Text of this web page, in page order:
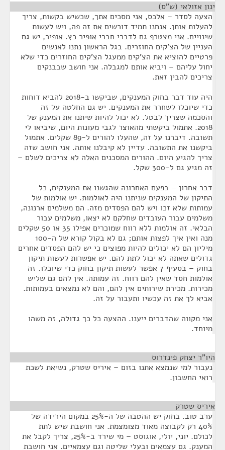
ינון אזולאי (ש"ס)
הצעה לסדר – אלכס, אני מסכים אתך, שכשיש בקשות, צריך
להעלות אותן. אנחנו תמיד דורשים את זה פה, ויש לעשות
שינויים. אני מצטרף גם לדברי חברי אופיר כץ. אופיר, יש גם
העניין של הצ'קים החוזרים. בגל הראשון נתנו לאנשים
פרטיים להוציא את הצ'קים ממעגל הצ'קים החוזרים כדי שלא
יחול עליהם – ויביא אותם למגבלה. אני חושב שבבנקים
צריכים להבין זאת.
היה עוד דבר בחוק המענקים, שביקשו ב-2018 להביא דוחות
כדי שיוכלו לשחרר את המענקים. יש גם החלטה על זה
והסכמה שצריך לבטל. לא יכול להיות שיתנו את המענק של
2018. אתמול ביקשתי מהאוצר לגבי מעונות היום, שיביאו לי
תשובה. דיברנו על זה, שהעלו להורים ל-89 שקלים. אתמול
ביקשנו את התשובה. עדיין לא קיבלנו אותה. אני חושב שזה
צריך להגיע היום. ההורים המסכנים האלה לא צריכים לשלם –
זה מגיע גם ל-300 שקל.
דבר אחרון – בפעם האחרונה שהגשנו את המענקים, כל
התיקון של המענקים שניתנו היה לאולמות. יש אולמות של
עמותות שלא זכו ויש להם הפסדים מזה. הם משלמים ארנונה,
משלמים עבור העובדים שחלקם לא יצאו, משלמים עבור
הבלאי. זה אולמות ללא רווח שמוכרים אפילו 35 או 50 שקלים
מנה ואין איך לפצות אותם; גם לא בקול קורא של ה-100
מיליון הם לא יכולים להיות מפוצים כי יש להם הפסדים אחרים
גדולים שאתה לא יכול לתת להם. יש אפשרות לעשות תיקון
בחוק – בסעיף 7 אפשר לעשות תיקון בחוק כדי שיוכלו. זה
אולמות חסד שאין להם רווח. זה עמותה. אין להם גם שליש
מכירות. מכירת שירותים אין להם, והם לא נמצאים בעמותות.
אביא לך את זה עכשיו ותעבור על זה.
אני מקווה שהדברים ייענו. ההצעה כל כך גדולה, זה משהו
מיוחד.
היו"ר יצחק פינדרוס
נעבור למי שנמצא אתנו בזום – איריס שטרק, נשיאת לשכת
רואי החשבון.
איריס שטרק
ערב טוב. בחוק יש ההטבה של ה-25% במקום הירידה של
40% רק לקבוצה מאוד מצומצמת. אני חושבת שיש לתת
לכולם. יוני, יולי, אוגוסט – מי שירד ב-25%, צריך לקבל את
המענק. גם עצמאים ובעלי שליטה וגם עצמאיים. אני חושבת